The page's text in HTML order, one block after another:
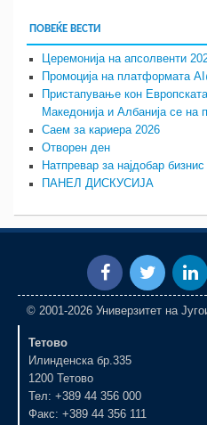
ПОВЕЌЕ ВЕСТИ
Церемонија на апсолвенти
Промоција на платформата
Пристапување кон
Македонија и Албанија се на
Саем за кариера 2026
Отворен ден
Натпревар за најдобар
ПАНЕЛ ДИСКУСИЈА
© 2001-2026 Универзитет на
Тетово
Илинденска бр.335
1200 Тетово
Тел: +389 44 356 000
Факс: +389 44 356 111